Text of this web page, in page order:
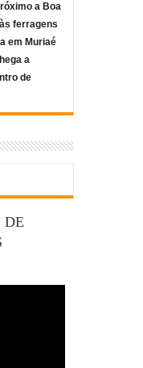
a Boa
ferragens
em Muriaé
a
de
DE